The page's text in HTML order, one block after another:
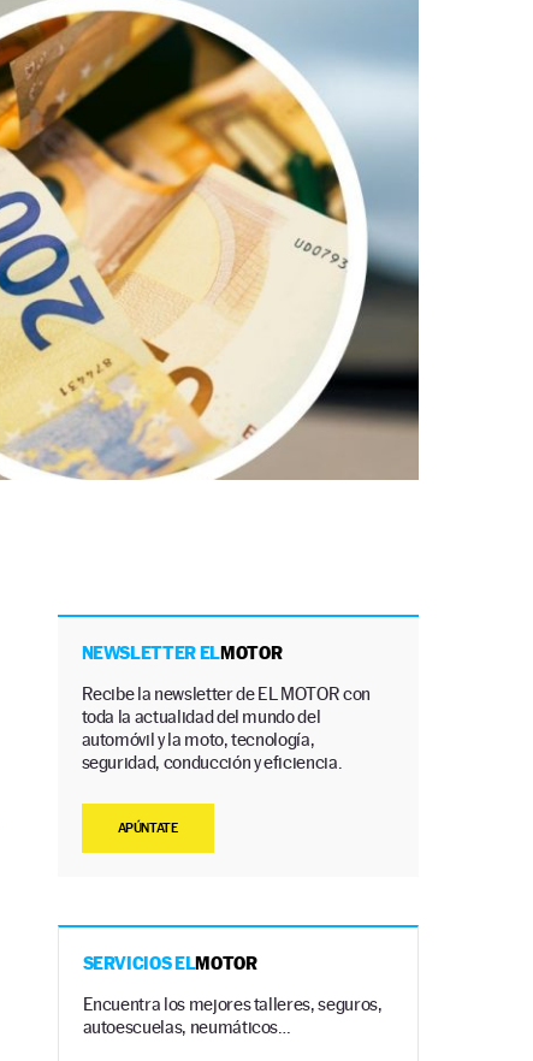
NEWSLETTER ELMOTOR
Recibe la newsletter de EL MOTOR con
toda la actualidad del mundo del
automóvil y la moto, tecnología,
seguridad, conducción y eficiencia.
APÚNTATE
SERVICIOS ELMOTOR
Encuentra los mejores talleres, seguros,
autoescuelas, neumáticos…